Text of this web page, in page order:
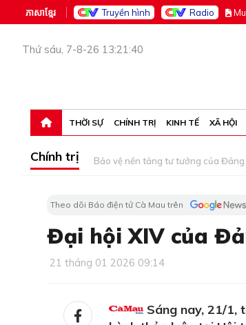
ភាសាខ្មែរ Truyền hình Radio M
Thứ sáu, 7-8-26 13:21:40
THỜI SỰ CHÍNH TRỊ KINH TẾ XÃ HỘI
Chính trị Bảo vệ nền tảng tư tưởng của Đảng
Theo dõi Báo điện tử Cà Mau trên
Đại hội XIV của
21 tháng 01 2026 09:14
Sáng nay, 21/1,